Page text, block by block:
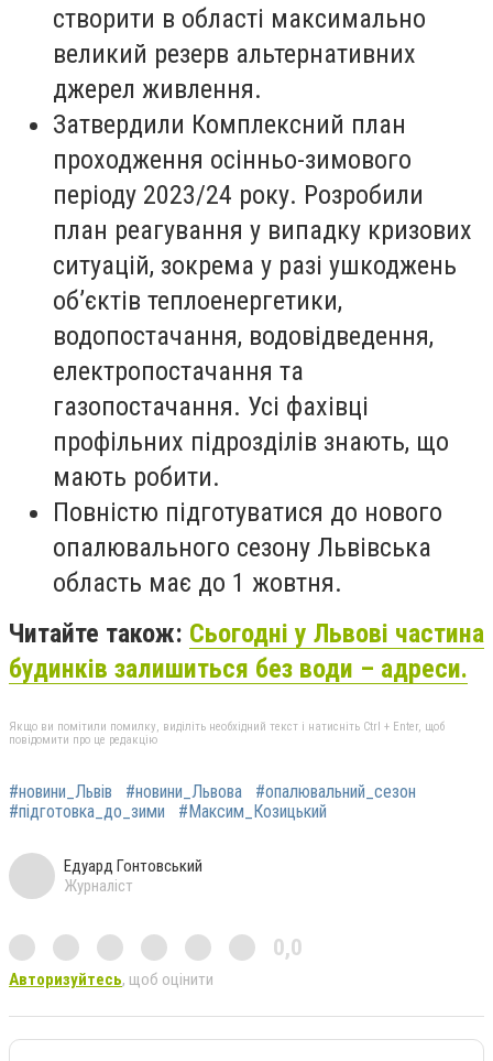
створити в області максимально
великий резерв альтернативних
джерел живлення.
Затвердили Комплексний план
проходження осінньо-зимового
періоду 2023/24 року. Розробили
план реагування у випадку кризових
ситуацій, зокрема у разі ушкоджень
об’єктів теплоенергетики,
водопостачання, водовідведення,
електропостачання та
газопостачання. Усі фахівці
профільних підрозділів знають, що
мають робити.
Повністю підготуватися до нового
опалювального сезону Львівська
область має до 1 жовтня.
Читайте також: Сьогодні у Львові частина
будинків залишиться без води – адреси.
Якщо ви помітили помилку, виділіть необхідний текст і натисніть Ctrl + Enter, щоб
повідомити про це редакцію
#новини_Львів #новини_Львова
#опалювальний_сезон
#підготовка_до_зими
#Максим_Козицький
Едуард Гонтовський
Журналіст
0,0
Авторизуйтесь, щоб оцінити